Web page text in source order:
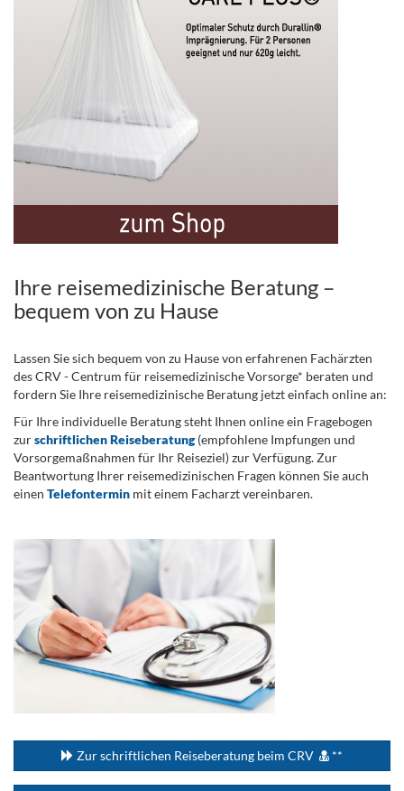
Ihre reisemedizinische Beratung –
bequem von zu Hause
Lassen Sie sich bequem von zu Hause von erfahrenen Fachärzten
des CRV - Centrum für reisemedizinische Vorsorge* beraten und
fordern Sie Ihre reisemedizinische Beratung jetzt einfach online an:
Für Ihre individuelle Beratung steht Ihnen online ein Fragebogen
zurschriftlichen Reiseberatung(empfohlene Impfungen und
Vorsorgemaßnahmen für Ihr Reiseziel) zur Verfügung. Zur
Beantwortung Ihrer reisemedizinischen Fragen können Sie auch
einen Telefontermin mit einem Facharzt vereinbaren.
Zur schriftlichen Reiseberatung beim CRV **